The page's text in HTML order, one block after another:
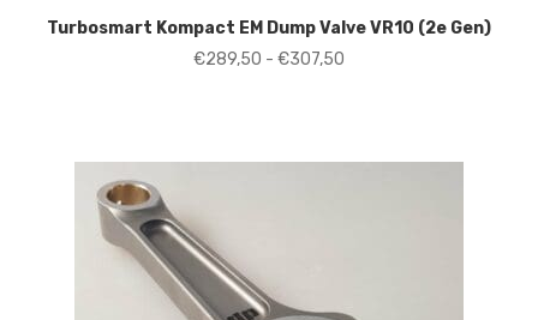
Turbosmart Kompact EM Dump Valve VR10 (2e Gen)
€289,50 - €307,50